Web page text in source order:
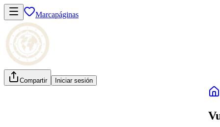
Marcapáginas
Compartir Iniciar sesión